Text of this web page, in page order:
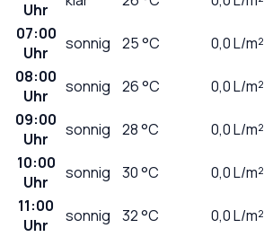
Uhr
07:00
Uhr
sonnig 25°C 0,0L/m²
08:00
Uhr
sonnig 26°C 0,0L/m²
09:00
Uhr
sonnig 28°C 0,0L/m²
10:00
Uhr
sonnig 30°C 0,0L/m²
11:00
Uhr
sonnig 32°C 0,0L/m²